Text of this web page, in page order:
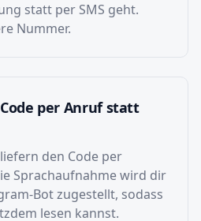
statt per SMS geht.
Nummer.
per Anruf statt
den Code per
Sprachaufnahme wird dir
Bot zugestellt, sodass
lesen kannst.